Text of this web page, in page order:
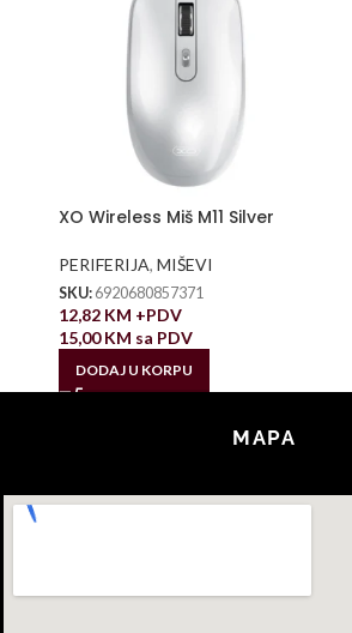
XO Wireless Miš M11 Silver
PERIFERIJA, MIŠEVI
SKU: 6920680857371
12,82 KM +PDV
15,00KM sa PDV
DODAJ U KORPU
MAPA